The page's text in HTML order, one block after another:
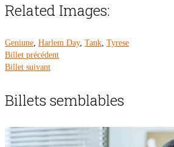
Related Images:
Geniune, Harlem Day, Tank, Tyrese
Billet précédent
Billet suivant
Billets semblables